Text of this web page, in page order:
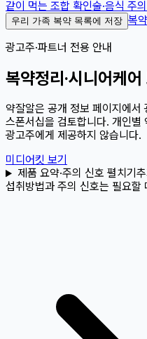
같이 먹는 조합 확인술·음식 주
우리 가족 복약 목록에 저장 복
광고주·파트너 전용 안내
복약정리·시니어케
약잘알은 공개 정보 페이지에서
스폰서십을 검토합니다. 개인별
광고주에게 제공하지 않습니다.
미디어킷 보기
제품 요약·주의 신호 펼치기
섭취방법과 주의 신호는 필요할